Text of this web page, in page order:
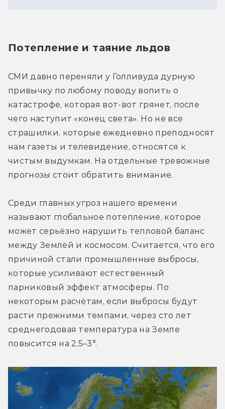
Потепление и таяние льдов
СМИ давно переняли у Голливуда дурную
привычку по любому поводу вопить о
катастрофе, которая вот-вот грянет, после
чего наступит «конец света». Но не все
страшилки, которые ежедневно преподносят
нам газеты и телевидение, относятся к
чистым выдумкам. На отдельные тревожные
прогнозы стоит обратить внимание.
Среди главных угроз нашего времени
называют глобальное потепление, которое
может серьёзно нарушить тепловой баланс
между Землёй и космосом. Считается, что его
причиной стали промышленные выбросы,
которые усиливают естественный
парниковый эффект атмосферы. По
некоторым расчётам, если выбросы будут
расти прежними темпами, через сто лет
среднегодовая температура на Земле
повысится на 2,5–3°.